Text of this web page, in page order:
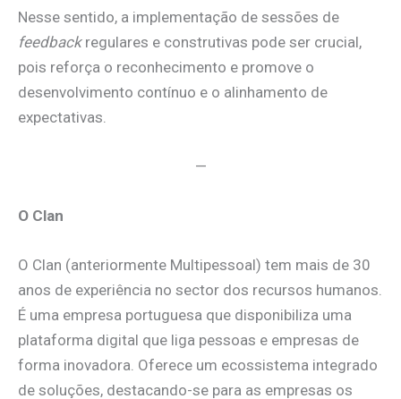
Nesse sentido, a implementação de sessões de
feedbackregulares e construtivas pode ser crucial,
pois reforça o reconhecimento e promove o
desenvolvimento contínuo e o alinhamento de
expectativas.
—
O Clan
O Clan (anteriormente Multipessoal) tem mais de 30
anos de experiência no sector dos recursos humanos.
É uma empresa portuguesa que disponibiliza uma
plataforma digital que liga pessoas e empresas de
forma inovadora. Oferece um ecossistema integrado
de soluções, destacando-se para as empresas os